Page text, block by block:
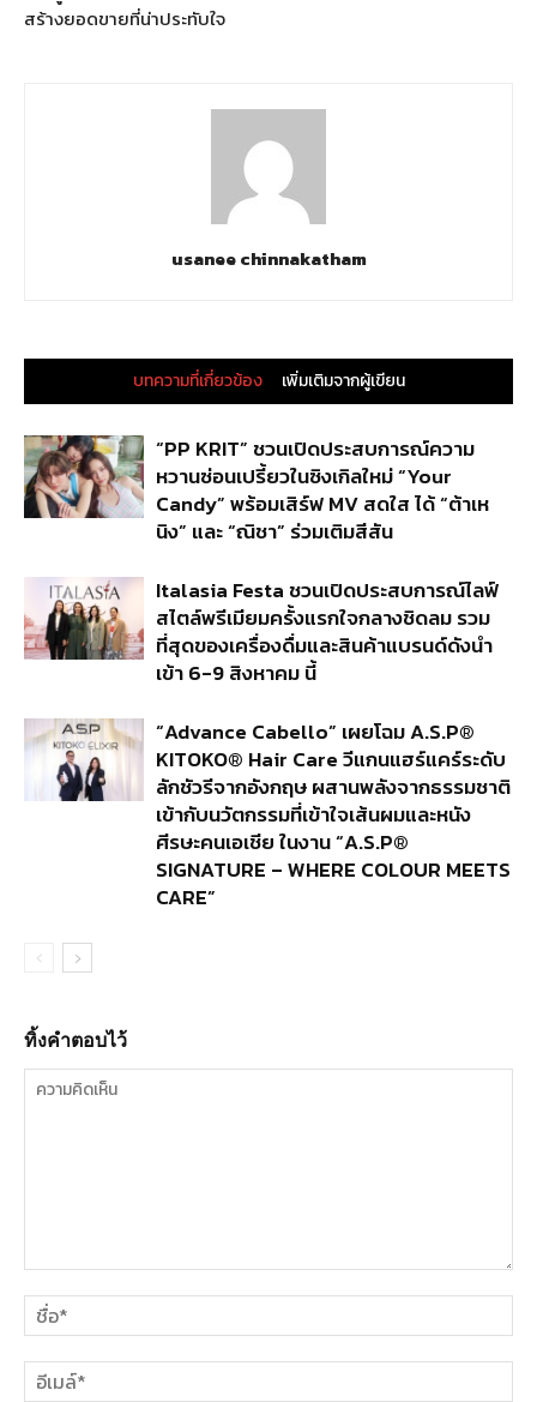
สร้างยอดขายที่น่าประทับใจ
usanee chinnakatham
บทความที่เกี่ยวข้อง เพิ่มเติมจากผู้เขียน
“PP KRIT” ชวนเปิดประสบการณ์ความ
หวานซ่อนเปรี้ยวในซิงเกิลใหม่ “Your
Candy” พร้อมเสิร์ฟ MV สดใส ได้ “ต้าเห
นิง” และ “ณิชา” ร่วมเติมสีสัน
Italasia Festa ชวนเปิดประสบการณ์ไลฟ์
สไตล์พรีเมียมครั้งแรกใจกลางชิดลม รวม
ที่สุดของเครื่องดื่มและสินค้าแบรนด์ดังนำ
เข้า 6-9 สิงหาคม นี้
“Advance Cabello” เผยโฉม A.S.P®
KITOKO® Hair Care วีแกนแฮร์แคร์ระดับ
ลักชัวรีจากอังกฤษ ผสานพลังจากธรรมชาติ
เข้ากับนวัตกรรมที่เข้าใจเส้นผมและหนัง
ศีรษะคนเอเชีย ในงาน “A.S.P®
SIGNATURE – WHERE COLOUR MEETS
CARE”
ทิ้งคำตอบไว้